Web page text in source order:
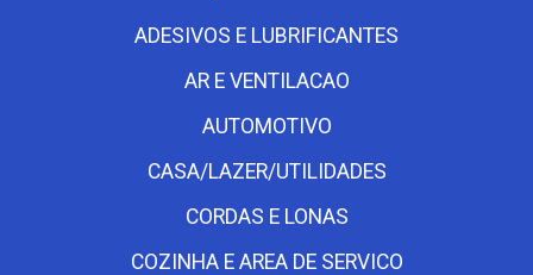
ADESIVOS E LUBRIFICANTES
AR E VENTILACAO
AUTOMOTIVO
CASA/LAZER/UTILIDADES
CORDAS E LONAS
COZINHA E AREA DE SERVICO